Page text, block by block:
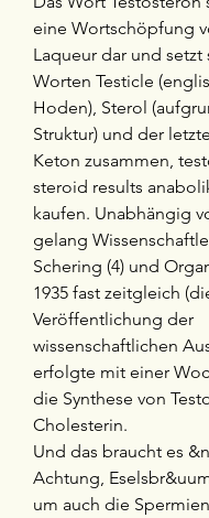
eine Wortschöpfung
Laqueur dar und setzt
Worten Testicle
Hoden), Sterol
Struktur) und der
Keton zusammen,
steroid results
kaufen. Unabhängig
gelang
Schering (4) und
1935 fast zeitgleich
Veröffentlichung der
wissenschaftlichen
erfolgte mit einer
die Synthese von
Cholesterin.
Und das braucht es
Achtung,
um auch die